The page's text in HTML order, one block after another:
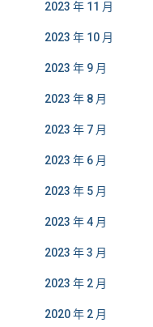
2023 年 11 月
2023 年 10 月
2023 年 9 月
2023 年 8 月
2023 年 7 月
2023 年 6 月
2023 年 5 月
2023 年 4 月
2023 年 3 月
2023 年 2 月
2020 年 2 月